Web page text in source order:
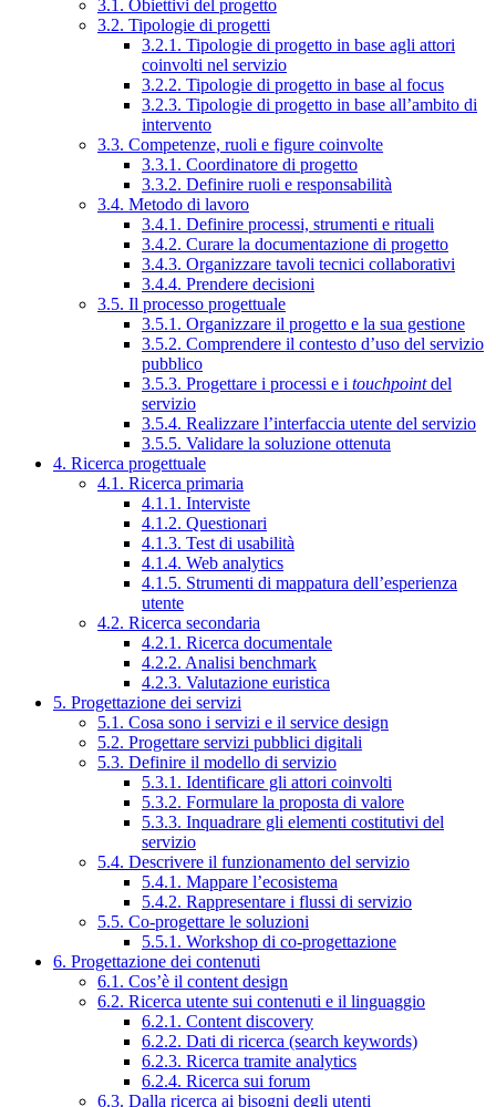
3.1. Obiettivi del progetto
3.2. Tipologie di progetti
3.2.1. Tipologie di progetto in base agli attori
coinvolti nel servizio
3.2.2. Tipologie di progetto in base al focus
3.2.3. Tipologie di progetto in base all’ambito di
intervento
3.3. Competenze, ruoli e figure coinvolte
3.3.1. Coordinatore di progetto
3.3.2. Definire ruoli e responsabilità
3.4. Metodo di lavoro
3.4.1. Definire processi, strumenti e rituali
3.4.2. Curare la documentazione di progetto
3.4.3. Organizzare tavoli tecnici collaborativi
3.4.4. Prendere decisioni
3.5. Il processo progettuale
3.5.1. Organizzare il progetto e la sua gestione
3.5.2. Comprendere il contesto d’uso del servizio
pubblico
3.5.3. Progettare i processi e i touchpointdel
servizio
3.5.4. Realizzare l’interfaccia utente del servizio
3.5.5. Validare la soluzione ottenuta
4. Ricerca progettuale
4.1. Ricerca primaria
4.1.1. Interviste
4.1.2. Questionari
4.1.3. Test di usabilità
4.1.4. Web analytics
4.1.5. Strumenti di mappatura dell’esperienza
utente
4.2. Ricerca secondaria
4.2.1. Ricerca documentale
4.2.2. Analisi benchmark
4.2.3. Valutazione euristica
5. Progettazione dei servizi
5.1. Cosa sono i servizi e il service design
5.2. Progettare servizi pubblici digitali
5.3. Definire il modello di servizio
5.3.1. Identificare gli attori coinvolti
5.3.2. Formulare la proposta di valore
5.3.3. Inquadrare gli elementi costitutivi del
servizio
5.4. Descrivere il funzionamento del servizio
5.4.1. Mappare l’ecosistema
5.4.2. Rappresentare i flussi di servizio
5.5. Co-progettare le soluzioni
5.5.1. Workshop di co-progettazione
6. Progettazione dei contenuti
6.1. Cos’è il content design
6.2. Ricerca utente sui contenuti e il linguaggio
6.2.1. Content discovery
6.2.2. Dati di ricerca (search keywords)
6.2.3. Ricerca tramite analytics
6.2.4. Ricerca sui forum
6.3. Dalla ricerca ai bisogni degli utenti